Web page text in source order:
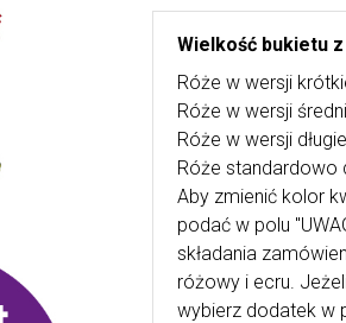
Wielkość bukietu
Róże w wersji
Róże w wersji
Róże w wersji
Róże standardowo
Aby zmienić kolor
podać w polu
składania
różowy i ecru.
wybierz dodatek w